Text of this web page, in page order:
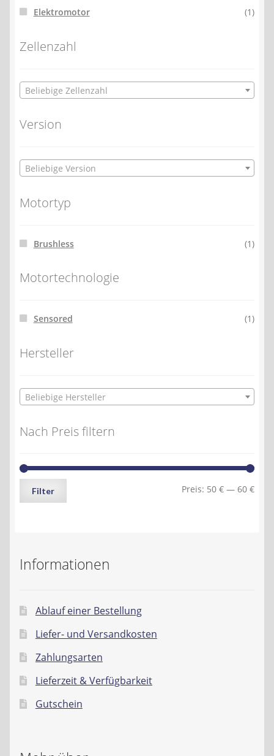
Elektromotor (1)
Zellenzahl
Beliebige Zellenzahl
Version
Beliebige Version
Motortyp
Brushless (1)
Motortechnologie
Sensored (1)
Hersteller
Beliebige Hersteller
Nach Preis filtern
Min.
Max.
Filter Preis: 50 € — 60 €
Informationen
Ablauf einer Bestellung
Liefer- und Versandkosten
Zahlungsarten
Lieferzeit & Verfügbarkeit
Gutschein